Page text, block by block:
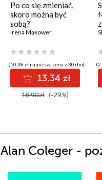
Po co się zmieniać,
skoro można być
sobą?
Irena Makower
(10,38 zł najniższa cena z 30 dni)
13.34 zł
18.90zł (-29%)
Alan Coleger -